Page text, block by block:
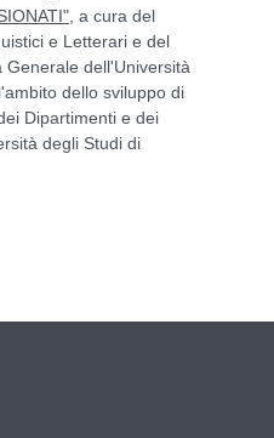
, a cura del
e Letterari e del
Generale dell'Università
dello sviluppo di
Dipartimenti e dei
degli Studi di